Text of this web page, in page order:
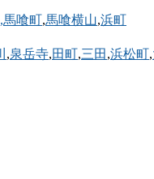
,馬喰町,馬喰横山,浜町
,泉岳寺,田町,三田 ,浜松町,